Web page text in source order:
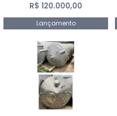
R$ 120.000,00
Lançamento